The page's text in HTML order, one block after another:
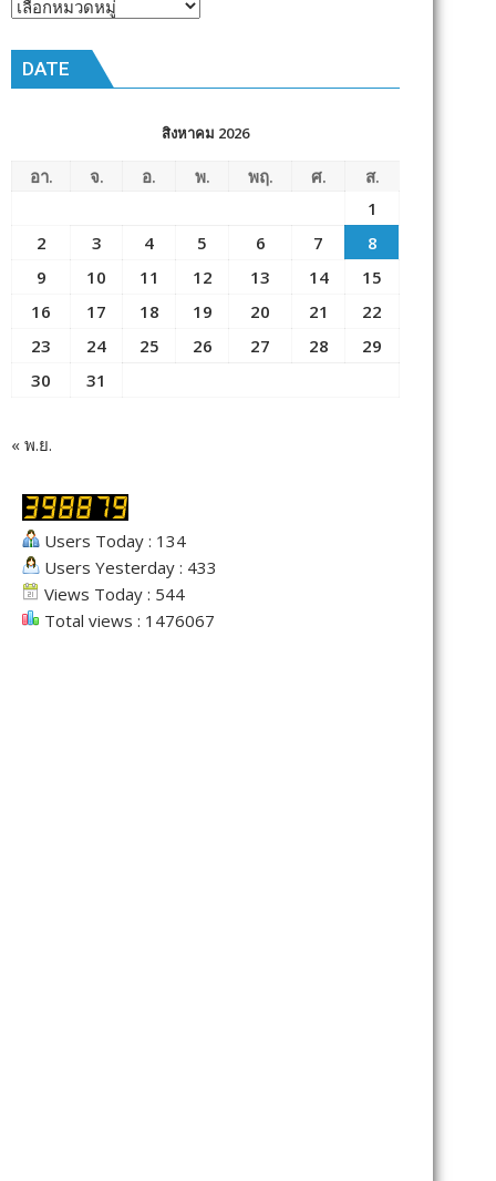
DATE
สิงหาคม 2026
อา. จ. อ. พ. พฤ. ศ.
ส.
1
2
3 4 5 6 7
8
9
10 11 12 13 14
15
16
17 18 19 20 21
22
23
24 25 26 27 28
29
30
31
« พ.ย.
Users Today : 134
Users Yesterday : 433
Views Today : 544
Total views : 1476067